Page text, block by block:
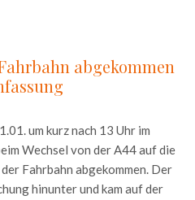
abgekommen
um kurz nach 13 Uhr im
Wechsel von der A44 auf die
Fahrbahn abgekommen. Der
hinunter und kam auf der